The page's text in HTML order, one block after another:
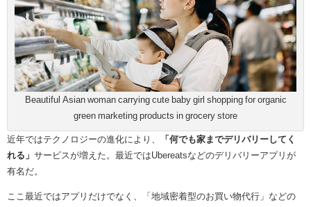
Beautiful Asian woman carrying cute baby girl shopping for organic
green marketing products in grocery store
近年ではテクノロジーの進化により、
「何でも家までデリバリーしてく
れる 」 サービスが増えた。最近ではUbereatsなどのデリバリーアプリが
有名だ。
ここ最近ではアプリだけでなく、「 地域密着型のお買い物代行」などの